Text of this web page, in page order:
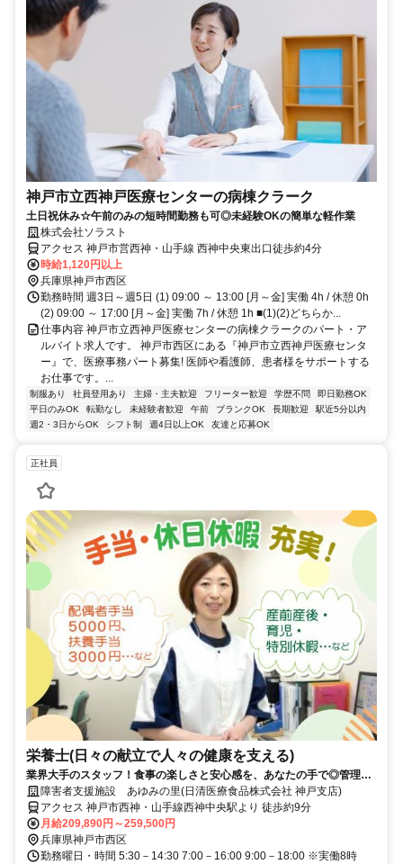
神戸市立西神戸医療センターの病棟クラーク
土日祝休み☆午前のみの短時間勤務も可◎未経験OKの簡単な軽作業
株式会社ソラスト
アクセス 神戸市営西神・山手線 西神中央東出口徒歩約4分
時給1,120円以上
兵庫県神戸市西区
勤務時間 週3日～週5日 (1) 09:00 ～ 13:00 [月～金] 実働 4h / 休憩 0h
(2) 09:00 ～ 17:00 [月～金] 実働 7h / 休憩 1h ■(1)(2)どちらか...
仕事内容 神戸市立西神戸医療センターの病棟クラークのパート・ア
ルバイト求人です。 神戸市西区にある『神戸市立西神戸医療センタ
ー』で、医療事務パート募集! 医師や看護師、患者様をサポートする
お仕事です。...
制服あり 社員登用あり 主婦・主夫歓迎 フリーター歓迎 学歴不問
即日勤務OK
平日のみOK
転勤なし 未経験者歓迎 午前 ブランクOK 長期歓迎
駅近5分以内
週2・3日からOK
シフト制 週4日以上OK 友達と応募OK
正社員
栄養士(日々の献立で人々の健康を支える)
業界大手のスタッフ！食事の楽しさと安心感を、あなたの手で◎管理栄
養士も目指せる
障害者支援施設 あゆみの里(日清医療食品株式会社 神戸支店)
アクセス 神戸市西神・山手線西神中央駅より 徒歩約9分
月給209,890円～259,500円
兵庫県神戸市西区
勤務曜日・時間 5:30－14:30 7:00－16:00 9:00－18:00 ※実働8時